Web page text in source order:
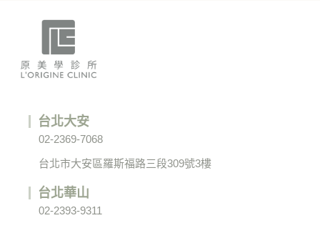
台北大安
02-2369-7068
台北市大安區羅斯福路三段309號3樓
台北華山
02-2393-9311